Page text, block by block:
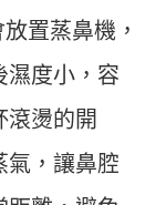
置蒸鼻機，
濕度小，容
滾燙的開
氣，讓鼻腔